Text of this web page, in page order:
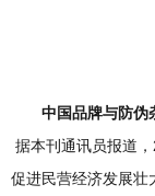
中国品牌与防伪
据本刊通讯员报道
促进民营经济发展壮